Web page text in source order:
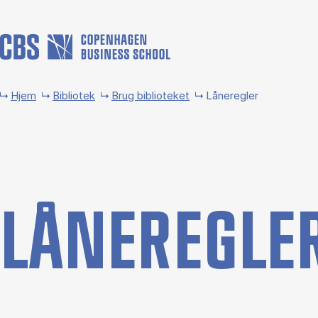
Hjem Bibliotek Brug biblioteket Låneregler